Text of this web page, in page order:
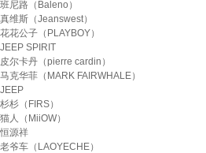
班尼路（Baleno）
真维斯（Jeanswest）
花花公子（PLAYBOY）
JEEP SPIRIT
皮尔卡丹（pierre cardin）
马克华菲（MARK FAIRWHALE）
JEEP
杉杉（FIRS）
猫人（MiiOW）
恒源祥
老爷车（LAOYECHE）